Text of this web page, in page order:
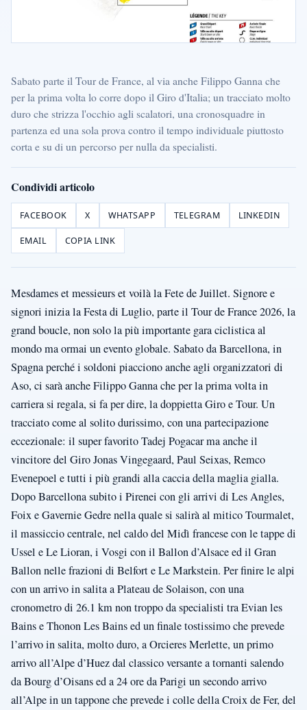
Sabato parte il Tour de France, al via anche Filippo Ganna che
per la prima volta lo corre dopo il Giro d'Italia; un tracciato molto
duro che strizza l'occhio agli scalatori, una cronosquadre in
partenza ed una sola prova contro il tempo individuale piuttosto
corta e su di un percorso per nulla da specialisti.
Condividi articolo
FACEBOOK X WHATSAPP TELEGRAM LINKEDIN
EMAIL COPIA LINK
Mesdames et messieurs et voilà la Fete de Juillet. Signore e
signori inizia la Festa di Luglio, parte il Tour de France 2026, la
grand boucle, non solo la più importante gara ciclistica al
mondo ma ormai un evento globale. Sabato da Barcellona, in
Spagna perché i soldoni piacciono anche agli organizzatori di
Aso, ci sarà anche Filippo Ganna che per la prima volta in
carriera si regala, si fa per dire, la doppietta Giro e Tour. Un
tracciato come al solito durissimo, con una partecipazione
eccezionale: il super favorito Tadej Pogacar ma anche il
vincitore del Giro Jonas Vingegaard, Paul Seixas, Remco
Evenepoel e tutti i più grandi alla caccia della maglia gialla.
Dopo Barcellona subito i Pirenei con gli arrivi di Les Angles,
Foix e Gavernie Gedre nella quale si salirà al mitico Tourmalet,
il massiccio centrale, nel caldo del Midì francese con le tappe di
Ussel e Le Lioran, i Vosgi con il Ballon d’Alsace ed il Gran
Ballon nelle frazioni di Belfort e Le Markstein. Per finire le alpi
con un arrivo in salita a Plateau de Solaison, con una
cronometro di 26.1 km non troppo da specialisti tra Evian les
Bains e Thonon Les Bains ed un finale tostissimo che prevede
l’arrivo in salita, molto duro, a Orcieres Merlette, un primo
arrivo all’Alpe d’Huez dal classico versante a tornanti salendo
da Bourg d’Oisans ed a 24 ore da Parigi un secondo arrivo
all’Alpe in un tappone che prevede i colle della Croix de Fer, del